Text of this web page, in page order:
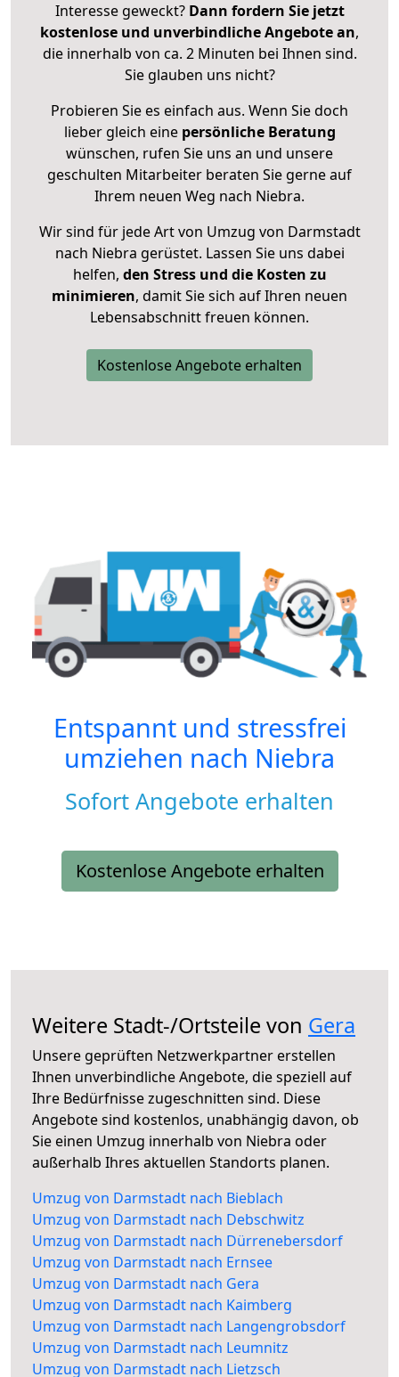
Interesse geweckt? Dann fordern Sie jetzt
kostenlose und unverbindliche Angebote an,
die innerhalb von ca. 2 Minuten bei Ihnen sind.
Sie glauben uns nicht?
Probieren Sie es einfach aus. Wenn Sie doch
lieber gleich eine persönliche Beratung
wünschen, rufen Sie uns an und unsere
geschulten Mitarbeiter beraten Sie gerne auf
Ihrem neuen Weg nach Niebra.
Wir sind für jede Art von Umzug von Darmstadt
nach Niebra gerüstet. Lassen Sie uns dabei
helfen, den Stress und die Kosten zu
minimieren, damit Sie sich auf Ihren neuen
Lebensabschnitt freuen können.
Kostenlose Angebote erhalten
Entspannt und stressfrei
umziehen nach Niebra
Sofort Angebote erhalten
Kostenlose Angebote erhalten
Weitere Stadt-/Ortsteile von Gera
Unsere geprüften Netzwerkpartner erstellen
Ihnen unverbindliche Angebote, die speziell auf
Ihre Bedürfnisse zugeschnitten sind. Diese
Angebote sind kostenlos, unabhängig davon, ob
Sie einen Umzug innerhalb von Niebra oder
außerhalb Ihres aktuellen Standorts planen.
Umzug von Darmstadt nach Bieblach
Umzug von Darmstadt nach Debschwitz
Umzug von Darmstadt nach Dürrenebersdorf
Umzug von Darmstadt nach Ernsee
Umzug von Darmstadt nach Gera
Umzug von Darmstadt nach Kaimberg
Umzug von Darmstadt nach Langengrobsdorf
Umzug von Darmstadt nach Leumnitz
Umzug von Darmstadt nach Lietzsch